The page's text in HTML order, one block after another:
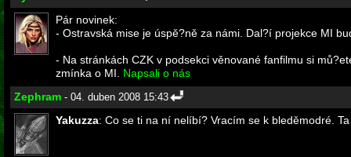
Pár novinek:
- Ostravská mise je úspě?ně za námi. Dal?í projekce MI
- Na stránkách CZK v podsekci věnované fanfilmu si
zmínka o MI. Napsali o nás
Zephram - 04. duben 2008 15:43
Yakuzza: Co se ti na ní nelíbí? Vracím se k bleděmodré.